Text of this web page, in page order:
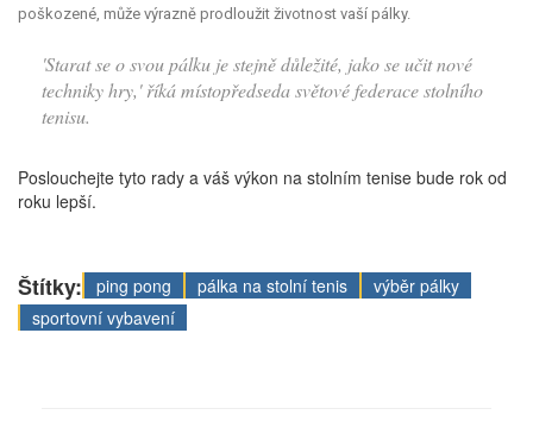
poškozené, může výrazně prodloužit životnost vaší pálky.
'Starat se o svou pálku je stejně důležité, jako se učit nové
techniky hry,' říká místopředseda světové federace stolního
tenisu.
Poslouchejte tyto rady a váš výkon na stolním tenise bude rok od
roku lepší.
Štítky: ping pong pálka na stolní tenis
výběr pálky
sportovní vybavení